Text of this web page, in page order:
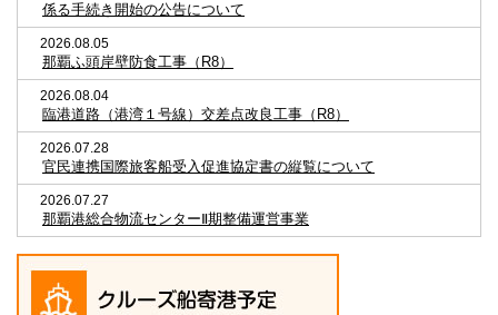
係る手続き開始の公告について
2026.08.05
那覇ふ頭岸壁防食工事（R8）
2026.08.04
臨港道路（港湾１号線）交差点改良工事（R8）
2026.07.28
官民連携国際旅客船受入促進協定書の縦覧について
2026.07.27
那覇港総合物流センターⅡ期整備運営事業